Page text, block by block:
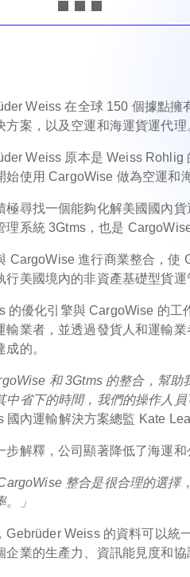
Weiss 在全球 150 個據點擁
方案，以及空運和海運貨運代理
Weiss 原本是 Weiss Rohlig
始使用 CargoWise 做為空運和
極尋找一個能夠化解美國國內
理系統 3Gtms，也是
CargoWise 進行商業整合，使
行美國境內的非資產基礎型貨運
的優化引擎與 CargoWise 的
輸業者，並透過發貨人和運輸
成的。
和 3Gtms 的整合，幫
中省下的時間，我們的操作人
國內運輸解決方案總監 Kate
步解釋，公司顯著降低了海運
CargoWise 整合是很合理的選擇，
。」
Gebrüder Weiss 的資料可以統
企業的生產力、資訊能見度和協